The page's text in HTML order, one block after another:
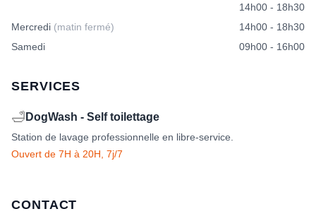
14h00 - 18h30
Mercredi (matin fermé)
14h00 - 18h30
Samedi
09h00 - 16h00
SERVICES
🛁 DogWash - Self toilettage
Station de lavage professionnelle en libre-service.
Ouvert de 7H à 20H, 7j/7
CONTACT